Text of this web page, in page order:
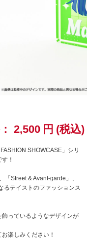
2,500 円 (税込)
SHOWCASE」シリ
！
「Street & Avant-garde」、
るテイストのファッションス
っているようなデザインが
楽しみください！